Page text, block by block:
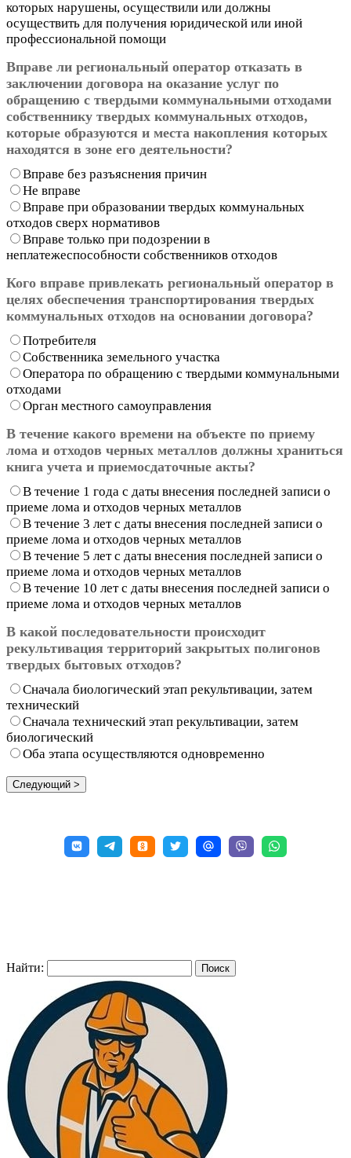
которых нарушены, осуществили или должны
осуществить для получения юридической или иной
профессиональной помощи
Вправе ли региональный оператор отказать в
заключении договора на оказание услуг по
обращению с твердыми коммунальными отходами
собственнику твердых коммунальных отходов,
которые образуются и места накопления которых
находятся в зоне его деятельности?
Вправе без разъяснения причин
Не вправе
Вправе при образовании твердых коммунальных
отходов сверх нормативов
Вправе только при подозрении в
неплатежеспособности собственников отходов
Кого вправе привлекать региональный оператор в
целях обеспечения транспортирования твердых
коммунальных отходов на основании договора?
Потребителя
Собственника земельного участка
Оператора по обращению с твердыми коммунальными
отходами
Орган местного самоуправления
В течение какого времени на объекте по приему
лома и отходов черных металлов должны храниться
книга учета и приемосдаточные акты?
В течение 1 года с даты внесения последней записи о
приеме лома и отходов черных металлов
В течение 3 лет с даты внесения последней записи о
приеме лома и отходов черных металлов
В течение 5 лет с даты внесения последней записи о
приеме лома и отходов черных металлов
В течение 10 лет с даты внесения последней записи о
приеме лома и отходов черных металлов
В какой последовательности происходит
рекультивация территорий закрытых полигонов
твердых бытовых отходов?
Сначала биологический этап рекультивации, затем
технический
Сначала технический этап рекультивации, затем
биологический
Оба этапа осуществляются одновременно
Найти: